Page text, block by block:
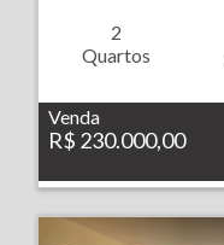
2
Quartos
Venda
R$ 230.000,00